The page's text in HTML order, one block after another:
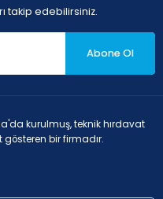
oranı < 10% ve sertlik <
takip edebilirsiniz.
Abone Ol
kurulmuş, teknik hırdavat
gösteren bir firmadır.